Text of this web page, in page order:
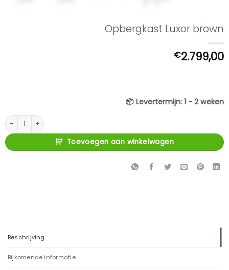
Opbergkast Luxor brown
€2.799,00
📦 Levertermijn: 1 - 2 weken
Opbergkast Luxor brown aantal
Toevoegen aan winkelwagen
Beschrijving
Bijkomende informatie